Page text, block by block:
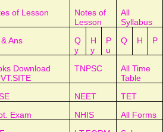
of Lesson
Notes of
Lesson
All
Syllabus
Ans
Q
y
H
y
P
u
Q H P
Download
TNPSC
All Time
Table
NEET
TET
Exam NHIS
All Forms